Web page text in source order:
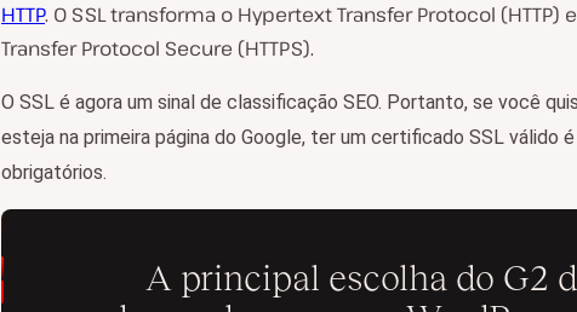
HTTP. O SSL transforma o Hypertext Transfer Protocol (HTTP)
Transfer Protocol Secure (HTTPS).
O SSL é agora um sinal de classificação SEO. Portanto, se você
esteja na primeira página do Google, ter um certificado SSL válido
obrigatórios.